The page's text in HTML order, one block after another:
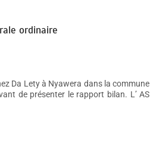
ordinaire
Da Lety à Nyawera dans la commune
de présenter le rapport bilan. L’ AS